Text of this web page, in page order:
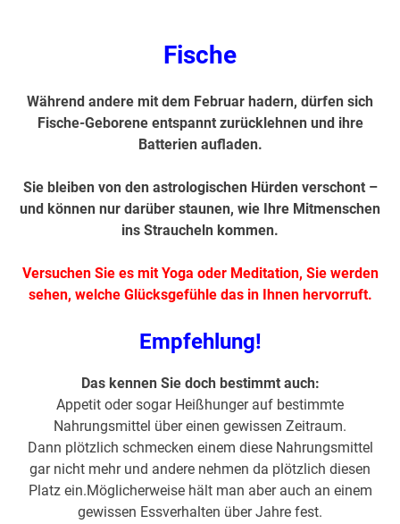
Fische
Während andere mit dem Februar hadern, dürfen sich
Fische-Geborene entspannt zurücklehnen und ihre
Batterien aufladen.
Sie bleiben von den astrologischen Hürden verschont –
und können nur darüber staunen, wie Ihre Mitmenschen
ins Straucheln kommen.
Versuchen Sie es mit Yoga oder Meditation, Sie werden
sehen, welche Glücksgefühle das in Ihnen hervorruft.
Empfehlung!
Das kennen Sie doch bestimmt auch:
Appetit oder sogar Heißhunger auf bestimmte
Nahrungsmittel über einen gewissen Zeitraum.
Dann plötzlich schmecken einem diese Nahrungsmittel
gar nicht mehr und andere nehmen da plötzlich diesen
Platz ein.Möglicherweise hält man aber auch an einem
gewissen Essverhalten über Jahre fest.